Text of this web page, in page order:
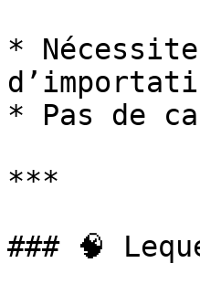
*
* Pas de
***
### 🧠